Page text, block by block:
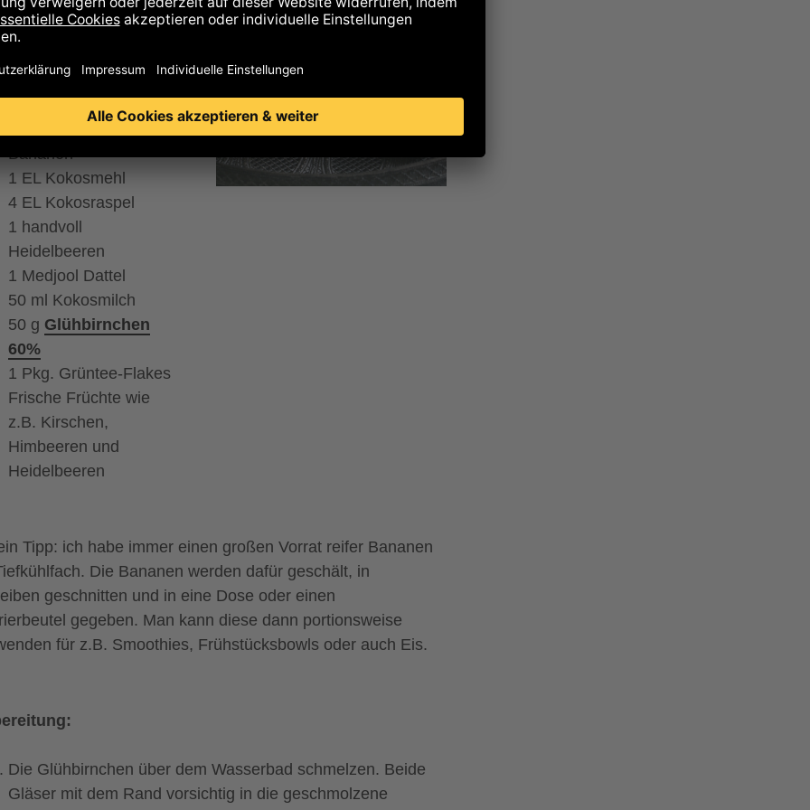
für 2 Portionen
Bananen*
1 EL Kokosmehl
4 EL Kokosraspel
1 handvoll
Heidelbeeren
1 Medjool Dattel
50 ml Kokosmilch
50 g Glühbirnchen
60%
1 Pkg. Grüntee-Flakes
Frische Früchte wie
z.B. Kirschen,
Himbeeren und
Heidelbeeren
Tipp: ich habe immer einen großen Vorrat reifer Bananen
Die Bananen werden dafür geschält, in
geschnitten und in eine Dose oder einen
gegeben. Man kann diese dann portionsweise
für z.B. Smoothies, Frühstücksbowls oder auch Eis.
Die Glühbirnchen über dem Wasserbad schmelzen. Beide
Gläser mit dem Rand vorsichtig in die geschmolzene